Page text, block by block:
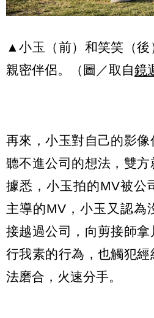
▲小玉（前）和笑笑（後
親密伴侶。（圖／取自鏡
再來，小玉對自己的影像
聽不進公司的想法，雙方
據悉，小玉拍的MV被公
主導的MV，小玉又認為
接越過公司，向剪接師
行我素的行為，也觸犯
法磨合，火速分手。